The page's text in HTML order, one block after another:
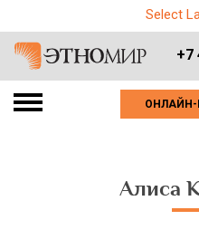
Select
+7
Алиса